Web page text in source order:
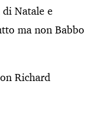
Natale e
ma non Babbo
Richard